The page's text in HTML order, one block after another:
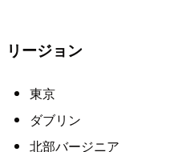
リージョン
東京
ダブリン
北部バージニア